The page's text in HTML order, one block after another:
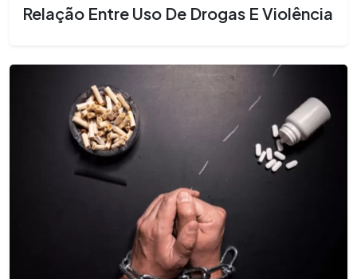
Relação Entre Uso De Drogas E Violência